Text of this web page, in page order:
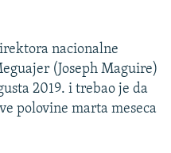
nacionalne
(Joseph Maguire)
2019. i trebao je da
polovine marta meseca